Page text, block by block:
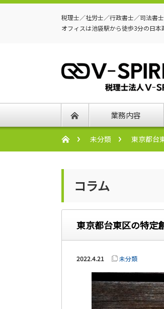
税理士／社労士／行政書士／司法書
オフィスは池袋駅から徒歩3分の日
業務内容
未分類 東京都台
コラム
東京都台東区の特定
2022.4.21 未分類